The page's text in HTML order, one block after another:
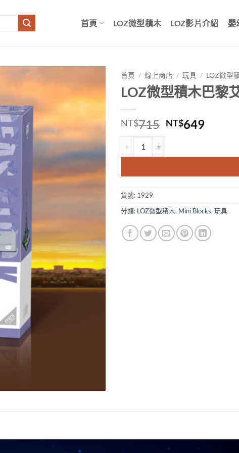
首頁 LOZ微型積木 LOZ影片介紹 嬰
首頁 / 線上商店 / 玩具 / LOZ微型
LOZ微型積木巴黎
NT$715 原
格：
NT$649目
格：
貨號: 1929
分類: LOZ微型積木, Mini Blocks, 玩具